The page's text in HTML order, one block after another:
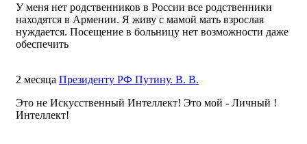
У меня нет родственников в России все родственники
находятся в Армении. Я живу с мамой мать взрослая
нуждается. Посещение в больницу нет возможности даже
обеспечить
2 месяца Президенту РФ Путину. В. В.
Это не Искусственный Интеллект! Это мой - Личный !
Интеллект!